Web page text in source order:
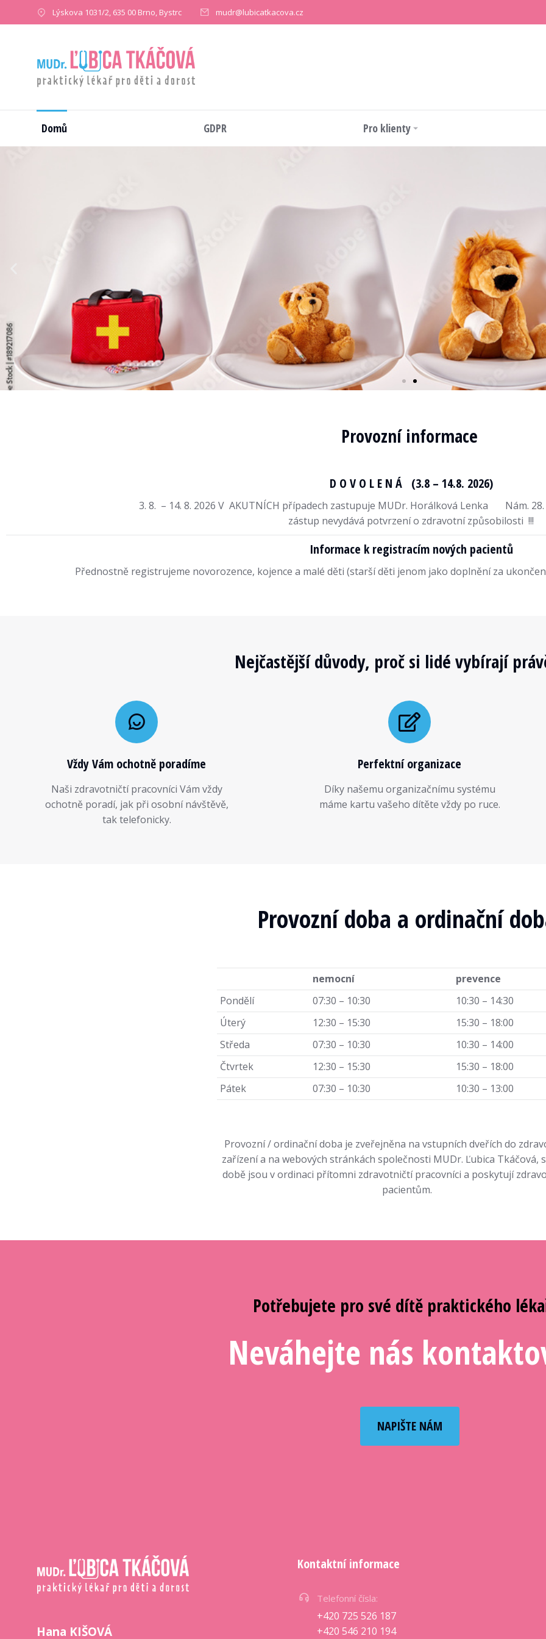
Lýskova 1031/2, 635 00 Brno, Bystrc mudr@lubicatkacova.cz
Domů GDPR Pro klienty
Provozní informace
D O V O L E N Á (3.8 – 14.8. 2026)
3. 8. – 14. 8. 2026 V AKUTNÍCH případech zastupuje MUDr. Horálková Lenka Nám. 28.
zástup nevydává potvrzení o zdravotní způsobilosti !!!
Informace k registracím nových pacientů
Přednostně registrujeme novorozence, kojence a malé děti (starší děti jenom jako doplnění za
Nejčastější důvody, proč si lidé vybírají
Vždy Vám ochotně poradíme
Naši zdravotničtí pracovníci Vám vždy
ochotně poradí, jak při osobní návštěvě,
tak telefonicky.
Perfektní organizace
Díky našemu organizačnímu systému
máme kartu vašeho dítěte vždy po ruce.
Provozní doba a ordinační
nemocní
prevence
Pondělí
07:30 – 10:30
10:30 – 14:30
Úterý
12:30 – 15:30
15:30 – 18:00
Středa
07:30 – 10:30
10:30 – 14:00
Čtvrtek
12:30 – 15:30
15:30 – 18:00
Pátek
07:30 – 10:30 10:30 – 13:00
Provozní / ordinační doba je zveřejněna na vstupních dveřích do
zařízení a na webových stránkách společnosti MUDr. Ľubica Tkáčová,
době jsou v ordinaci přítomni zdravotničtí pracovníci a poskytují
pacientům.
Potřebujete pro své dítě praktického
Neváhejte nás
NAPIŠTE NÁM
Hana KIŠOVÁ
Kontaktní informace
Telefonní čísla:
+420 725 526 187
+420 546 210 194